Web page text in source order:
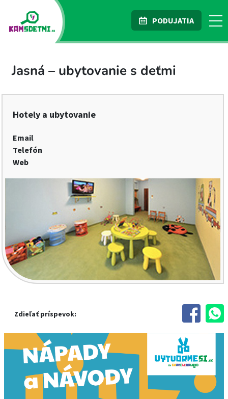
PODUJATIA
Jasná – ubytovanie s deťmi
Hotely a ubytovanie
Email
Telefón
Web
Zdieľať príspevok: